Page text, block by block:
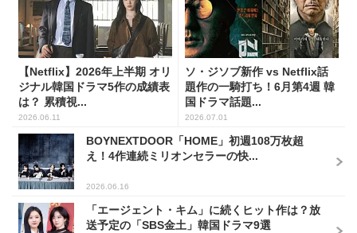
【Netflix】2026年上半期 オリ
ジナル韓国ドラマ5作の成績表
は？ 累積視...
2026.06.11
ソ・ジソブ新作 vs Netflix話
題作の一騎打ち！6月第4週 韓
国ドラマ話題...
2026.07.01
BOYNEXTDOOR「HOME」初週108万枚超
え！4作連続ミリオンセラーの快...
2026.06.16
「エージェント・キム」に続くヒット作は？放
送予定の「SBS金土」韓国ドラマ9選